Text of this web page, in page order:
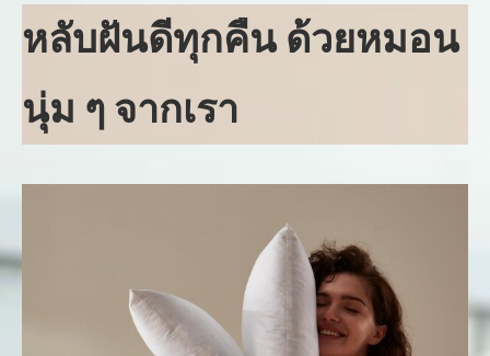
หลับฝันดีทุกคืน ด้วยหมอน
นุ่ม ๆ จากเรา